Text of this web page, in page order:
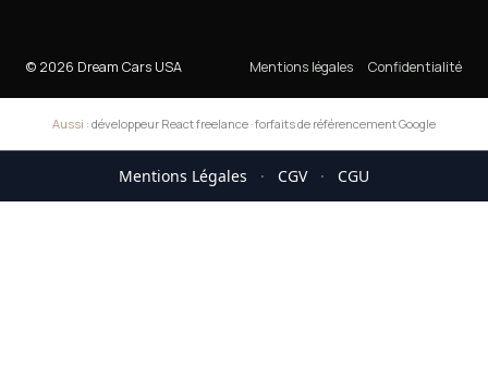
© 2026 Dream Cars USA Mentions légales Confidentialité
Aussi : développeur React freelance ·forfaits de référencement Google
Mentions Légales · CGV · CGU